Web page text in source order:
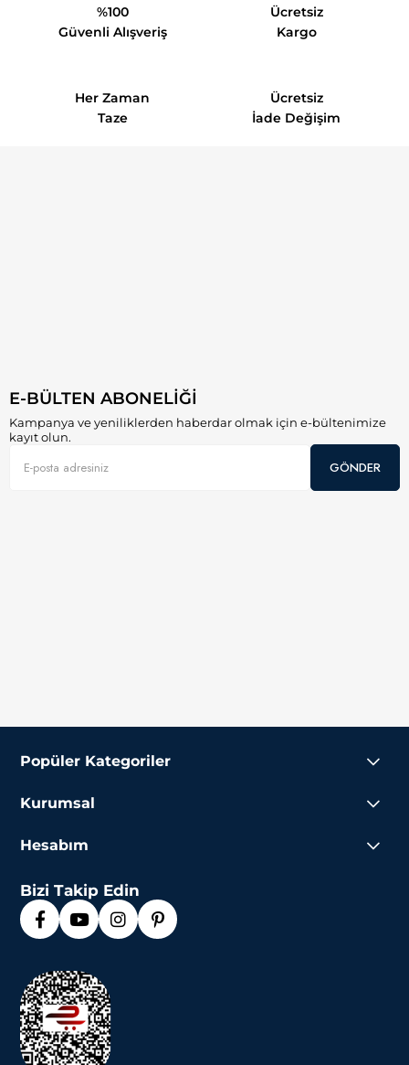
%100
Güvenli Alışveriş
Ücretsiz
Kargo
Her Zaman
Taze
Ücretsiz
İade Değişim
E-BÜLTEN ABONELİĞİ
Kampanya ve yeniliklerden haberdar olmak için e-bültenimize
kayıt olun.
GÖNDER
Popüler Kategoriler
Kurumsal
Hesabım
Bizi Takip Edin